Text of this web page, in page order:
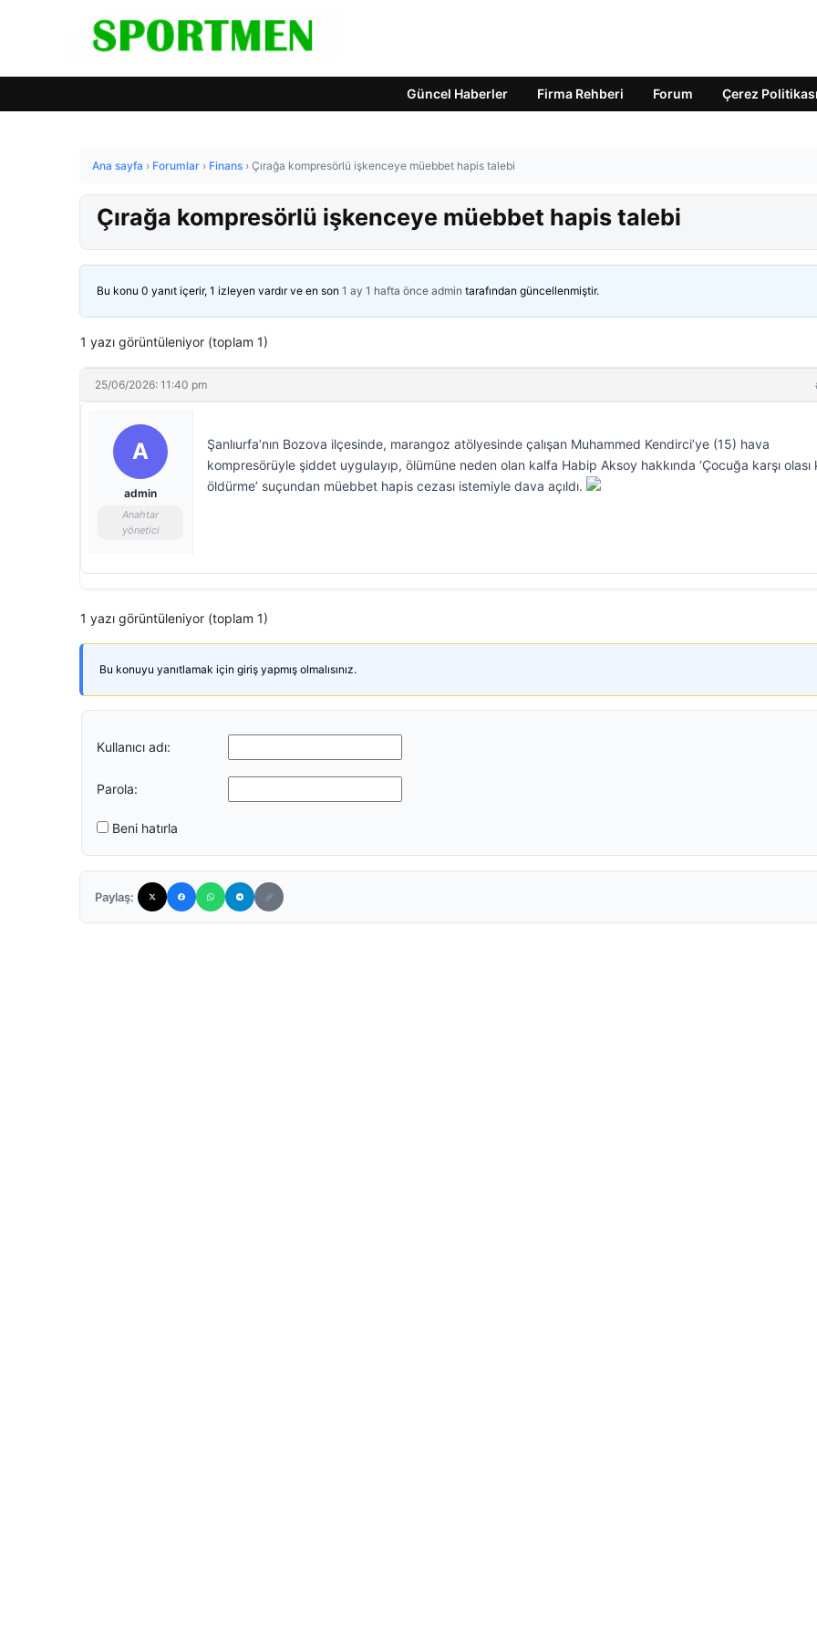
Güncel Haberler Firma Rehberi Forum Çerez Politikası
Ana sayfa › Forumlar › Finans › Çırağa kompresörlü işkenceye müebbet hapis talebi
Çırağa kompresörlü işkenceye müebbet hapis talebi
Bu konu 0 yanıt içerir, 1 izleyen vardır ve en son 1 ay 1 hafta önce admin tarafından güncellenmiştir.
1 yazı görüntüleniyor (toplam 1)
25/06/2026: 11:40 pm
A
admin
Anahtar
yönetici
Şanlıurfa’nın Bozova ilçesinde, marangoz atölyesinde çalışan Muhammed Kendirci’ye (15) hava
kompresörüyle şiddet uygulayıp, ölümüne neden olan kalfa Habip Aksoy hakkında ‘Çocuğa karşı olası
öldürme’ suçundan müebbet hapis cezası istemiyle dava açıldı.
1 yazı görüntüleniyor (toplam 1)
Bu konuyu yanıtlamak için giriş yapmış olmalısınız.
Kullanıcı adı:
Parola:
Beni hatırla
Paylaş: